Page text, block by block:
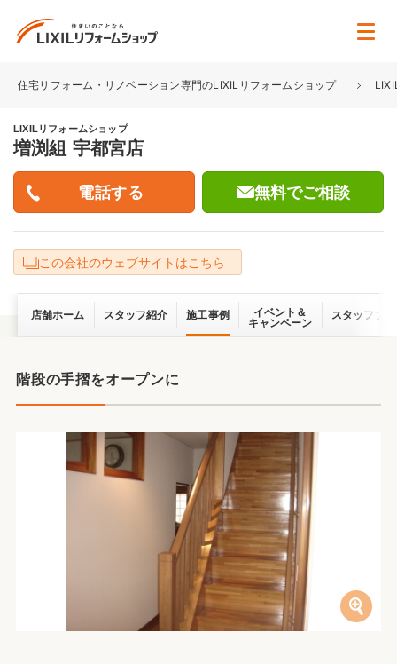
住宅リフォーム・リノベーション専門のLIXILリフォームショップ
LIXILリフォームショップ
増渕組 宇都宮店
無料でご相談
この会社のウェブサイトはこちら
店舗ホーム スタッフ紹介 施工事例
イベント＆
キャンペーン
スタッフブ
階段の手摺をオープンに